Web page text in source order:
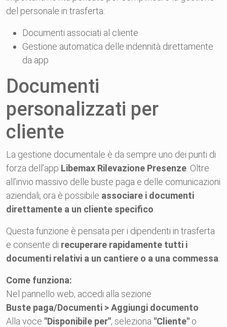
del personale in trasferta:
Documenti associati al cliente
Gestione automatica delle indennità direttamente
da app
Documenti
personalizzati per
cliente
La gestione documentale è da sempre uno dei punti di
forza dell’app Libemax Rilevazione Presenze . Oltre
all’invio massivo delle buste paga e delle comunicazioni
aziendali, ora è possibile associare i documenti
direttamente a un cliente specifico
Questa funzione è pensata per i dipendenti in trasferta
e consente di recuperare rapidamente tutti i
documenti relativi a un cantiere o a una commessa
Come funziona:
Nel pannello web, accedi alla sezione
Buste paga/Documenti > Aggiungi documento
Alla voce "Disponibile per", seleziona "Cliente" o